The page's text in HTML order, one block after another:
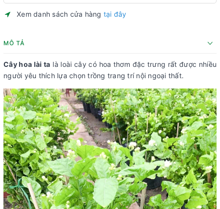
Xem danh sách cửa hàng tại đây
MÔ TẢ
Cây hoa lài ta là loài cây có hoa thơm đặc trưng rất được nhiều
người yêu thích lựa chọn trồng trang trí nội ngoại thất.